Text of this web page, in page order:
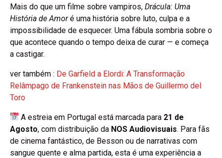
Mais do que um filme sobre vampiros, Drácula: Uma
História de Amoré uma história sobre luto, culpa e a
impossibilidade de esquecer. Uma fábula sombria sobre o
que acontece quando o tempo deixa de curar — e começa
a castigar.
ver também : De Garfield a Elordi: A Transformação
Relâmpago de Frankenstein nas Mãos de Guillermo del
Toro
A estreia em Portugal está marcada para 21 de
Agosto, com distribuição da NOS Audiovisuais. Para fãs
de cinema fantástico, de Besson ou de narrativas com
sangue quente e alma partida, esta é uma experiência a